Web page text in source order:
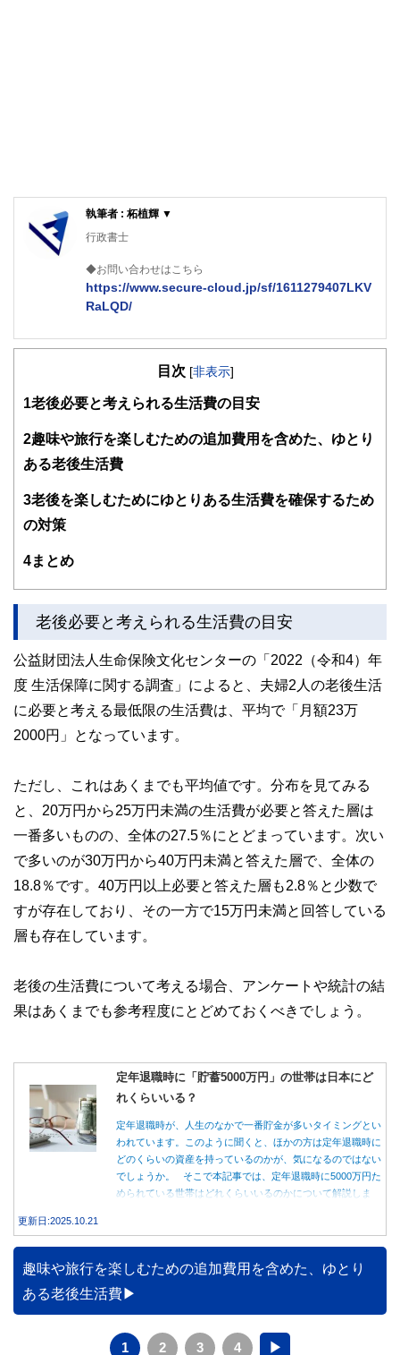
執筆者 : 柘植輝 ▼
行政書士
◆お問い合わせはこちら
https://www.secure-cloud.jp/sf/1611279407LKV
RaLQD/
２級ファイナンシャルプランナー
活かして活動を始める。
する傍ら、フリーライターとして精力的に活動中。広範な知
目次 [非表示]
1 老後必要と考えられる生活費の目安
2趣味や旅行を楽しむための追加費用を含めた、ゆとり
ある老後生活費
3老後を楽しむためにゆとりある生活費を確保するため
の対策
4まとめ
老後必要と考えられる生活費の目安
公益財団法人生命保険文化センターの「2022（令和4）年
度 生活保障に関する調査」によると、夫婦2人の老後生活
に必要と考える最低限の生活費は、平均で「月額23万
2000円」となっています。
ただし、これはあくまでも平均値です。分布を見てみる
と、20万円から25万円未満の生活費が必要と答えた層は
一番多いものの、全体の27.5％にとどまっています。次い
で多いのが30万円から40万円未満と答えた層で、全体の
18.8％です。40万円以上必要と答えた層も2.8％と少数で
すが存在しており、その一方で15万円未満と回答している
層も存在しています。
老後の生活費について考える場合、アンケートや統計の結
果はあくまでも参考程度にとどめておくべきでしょう。
定年退職時に「貯蓄5000万円」の世帯は日本にど
れくらいいる？
定年退職時が、人生のなかで一番貯金が多いタイミングとい
われています。このように聞くと、ほかの方は定年退職時に
どのくらいの資産を持っているのかが、気になるのではない
でしょうか。 そこで本記事では、定年退職時に5000万円た
められている世帯はどれくらいいるのかについて解説しま
更新日:2025.10.21
趣味や旅行を楽しむための追加費用を含めた、ゆとり
ある老後生活費
1 2 3 4 ▶